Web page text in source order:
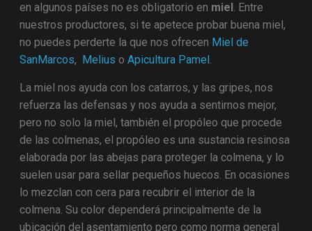
en algunos países no es obligatorio en miel . Entre
nuestros productores, si te apetece probar buena miel,
no puedes perderte la que nos ofrecen Miel de
SanMarcos, Melius oApicultura Pamel .
La miel nos ayuda con los catarros, y las gripes, nos
refuerza las defensas y nos ayuda a sentirnos mejor,
pero no solo la miel, también el propóleo que procede
de las colmenas, el propóleo es una sustancia resinosa
elaborada por las abejas para proteger la colmena, y lo
suelen usar para sellar pequeños huecos. En ocasiones
lo mezclan con cera para recubrir el interior de la
colmena. Su color dependerá principalmente de la
ubicación del asentamiento pero como norma general